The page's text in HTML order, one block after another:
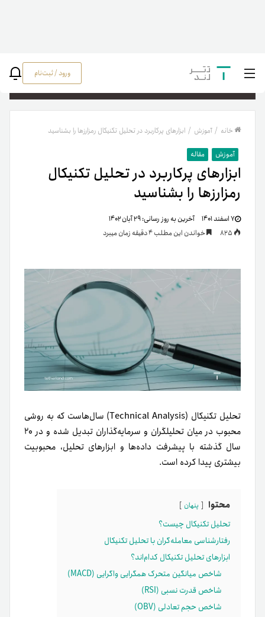
ورود / ثبت‌نام
خانه / آموزش / ابزارهای پرکاربرد در تحلیل تکنیکال رمزارزها را بشناسید
آموزش مقاله
ابزارهای پرکاربرد در تحلیل تکنیکال
رمزارزها را بشناسید
۷ اسفند ۱۴۰۱ آخرین به روز رسانی:۲۹ آبان ۱۴۰۲
خواندن این مطلب 4 دقیقه زمان میبرد
تحلیل تکنیکال (Technical Analysis) سال‌هاست که به روشی
محبوب در میان تحلیلگران و سرمایه‌گذاران تبدیل شده و در ۲۰
سال گذشته با پیشرفت داده‌ها و ابزارهای تحلیل، محبوبیت
بیشتری پیدا کرده است.
محتوا پنهان
تحلیل تکنیکال چیست؟
رفتارشناسی معامله‌گران با تحلیل تکنیکال
ابزارهای تحلیل تکنیکال کدام‌اند؟
شاخص میانگین متحرک همگرایی واگرایی (MACD)
شاخص قدرت نسبی (RSI)
شاخص حجم تعادلی (OBV)